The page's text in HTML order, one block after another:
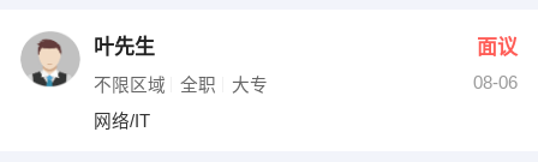
叶先生 面议
不限区域 全职 大专
08-06
网络/IT